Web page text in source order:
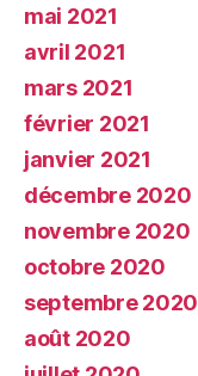
mai 2021
avril 2021
mars 2021
février 2021
janvier 2021
décembre 2020
novembre 2020
octobre 2020
septembre 2020
août 2020